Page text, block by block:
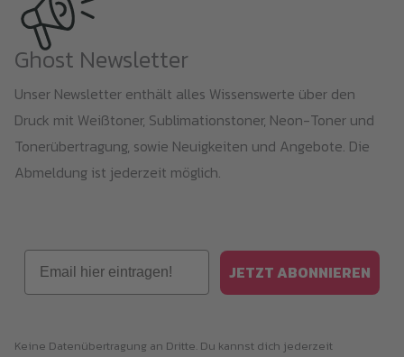
auf
der
Produktseite
Ghost Newsletter
Unser Newsletter enthält alles Wissenswerte über den
Druck mit Weißtoner, Sublimationstoner, Neon-Toner und
Tonerübertragung, sowie Neuigkeiten und Angebote. Die
Abmeldung ist jederzeit möglich.
Email
JETZT ABONNIEREN
Keine Datenübertragung an Dritte. Du kannst dich jederzeit